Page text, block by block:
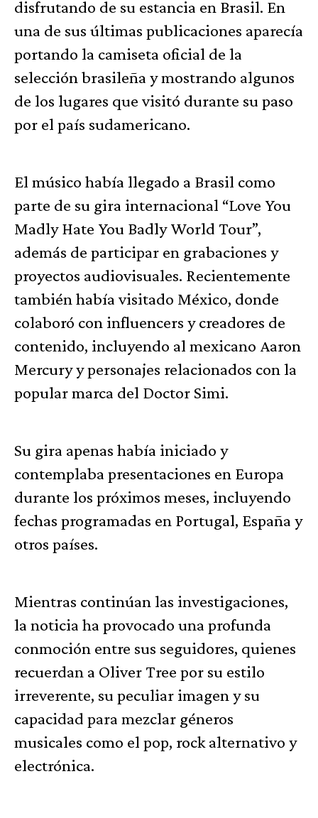
disfrutando de su estancia en Brasil. En
una de sus últimas publicaciones aparecía
portando la camiseta oficial de la
selección brasileña y mostrando algunos
de los lugares que visitó durante su paso
por el país sudamericano.
El músico había llegado a Brasil como
parte de su gira internacional “Love You
Madly Hate You Badly World Tour”,
además de participar en grabaciones y
proyectos audiovisuales. Recientemente
también había visitado México, donde
colaboró con influencers y creadores de
contenido, incluyendo al mexicano Aaron
Mercury y personajes relacionados con la
popular marca del Doctor Simi.
Su gira apenas había iniciado y
contemplaba presentaciones en Europa
durante los próximos meses, incluyendo
fechas programadas en Portugal, España y
otros países.
Mientras continúan las investigaciones,
la noticia ha provocado una profunda
conmoción entre sus seguidores, quienes
recuerdan a Oliver Tree por su estilo
irreverente, su peculiar imagen y su
capacidad para mezclar géneros
musicales como el pop, rock alternativo y
electrónica.